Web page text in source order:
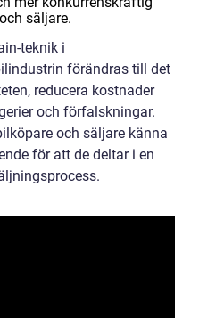
säljare.
teknik i
förändras till det
reducera kostnader
och förfalskningar.
och säljare känna
för att de deltar i en